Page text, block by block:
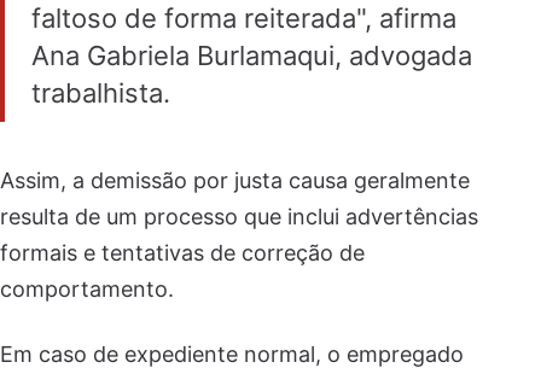
faltoso de forma reiterada", afirma
Ana Gabriela Burlamaqui, advogada
trabalhista.
Assim, a demissão por justa causa geralmente
resulta de um processo que inclui advertências
formais e tentativas de correção de
comportamento.
Em caso de expediente normal, o empregado